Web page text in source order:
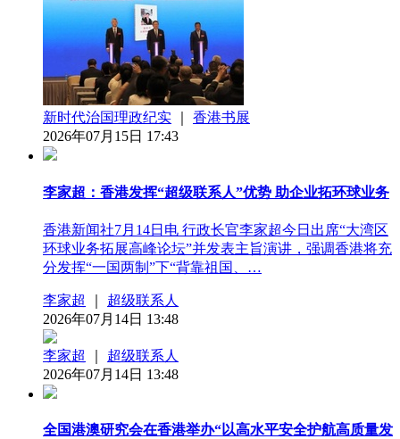
新时代治国理政纪实
香港书展
2026年07月15日 17:43
李家超：香港发挥“超级联系人”优势 助企业拓环球业务
香港新闻社7月14日电 行政长官李家超今日出席“大湾区
环球业务拓展高峰论坛”并发表主旨演讲，强调香港将充
分发挥“一国两制”下“背靠祖国、…
李家超
超级联系人
2026年07月14日 13:48
李家超
超级联系人
2026年07月14日 13:48
全国港澳研究会在香港举办“以高水平安全护航高质量发